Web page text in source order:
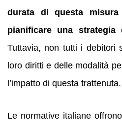
durata di questa
pianificare una
Tuttavia, non tutti i debitori
loro diritti e delle modalità
l’impatto di questa trattenuta.
Le normative italiane